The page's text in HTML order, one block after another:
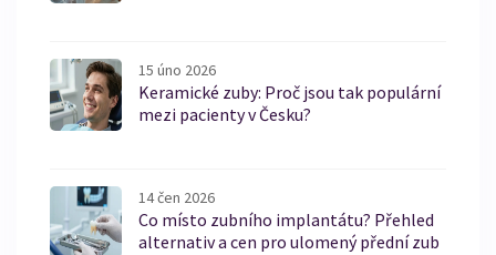
15 úno 2026
Keramické zuby: Proč jsou tak populární
mezi pacienty v Česku?
14 čen 2026
Co místo zubního implantátu? Přehled
alternativ a cen pro ulomený přední zub